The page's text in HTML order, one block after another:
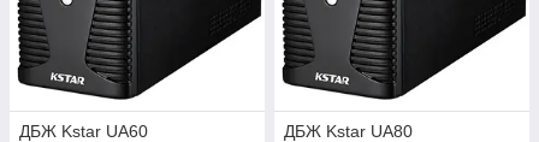
ДБЖ Kstar UA60
ДБЖ Kstar UA80